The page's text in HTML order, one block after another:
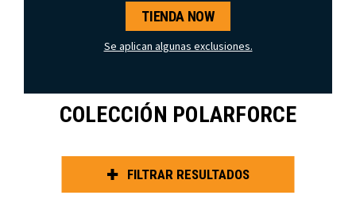
TIENDA NOW
Se aplican algunas exclusiones.
COLECCIÓN POLARFORCE
FILTRAR RESULTADOS